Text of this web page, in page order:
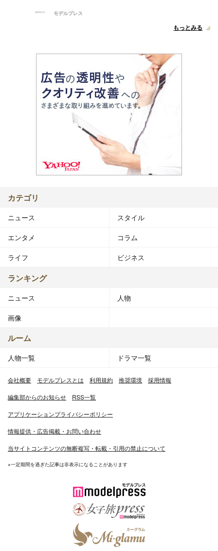
モデルプレス
もっとみる
カテゴリ
ニュース スタイル
エンタメ コラム
ライフ ビジネス
ランキング
ニュース 人物
画像
ルーム
人物一覧 ドラマ一覧
会社概要 モデルプレスとは 利用規約 推奨環境 採用情報
編集部からのお知らせ RSS一覧
アプリケーションプライバシーポリシー
情報提供・広告掲載・お問い合わせ
当サイトコンテンツの無断複写・転載・引用の禁止について
※一定期間を過ぎた記事は非表示になることがあります